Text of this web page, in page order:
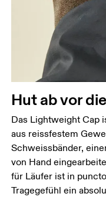
Hut ab vor
Das Lightweight Cap
aus reissfestem
Schweissbänder,
von Hand
für Läufer ist in
Tragegefühl ein